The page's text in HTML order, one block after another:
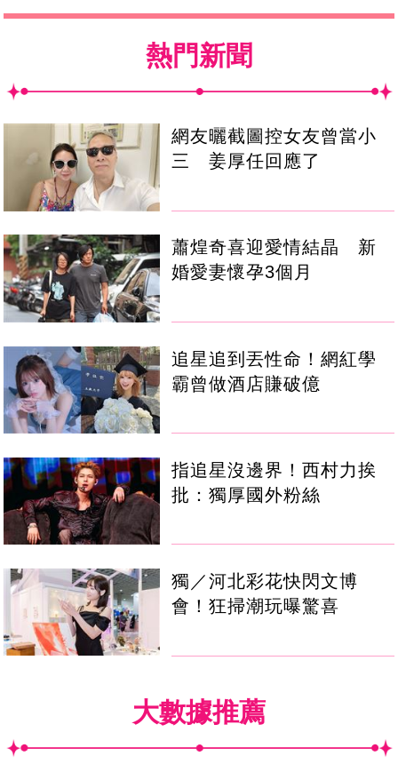
熱門新聞
網友曬截圖控女友曾當小
三 姜厚任回應了
蕭煌奇喜迎愛情結晶 新
婚愛妻懷孕3個月
追星追到丟性命！網紅學
霸曾做酒店賺破億
指追星沒邊界！西村力挨
批：獨厚國外粉絲
獨／河北彩花快閃文博
會！狂掃潮玩曝驚喜
大數據推薦